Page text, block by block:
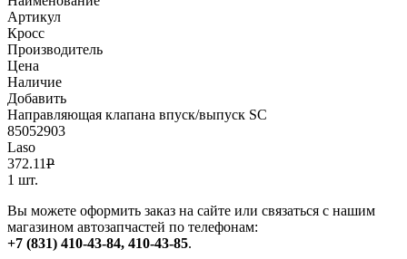
Артикул
Кросс
Производитель
Цена
Наличие
Добавить
Направляющая клапана впуск/выпуск SC
85052903
Laso
372.11Р
1 шт.
Вы можете оформить заказ на сайте или связаться с нашим
магазином автозапчастей по телефонам:
+7 (831) 410-43-84, 410-43-85.